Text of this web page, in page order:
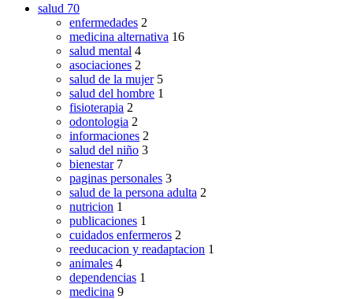
salud 70
enfermedades 2
medicina alternativa 16
salud mental 4
asociaciones 2
salud de la mujer 5
salud del hombre 1
fisioterapia 2
odontologia 2
informaciones 2
salud del niño 3
bienestar 7
paginas personales 3
salud de la persona adulta 2
nutricion 1
publicaciones 1
cuidados enfermeros 2
reeducacion y readaptacion 1
animales 4
dependencias 1
medicina 9